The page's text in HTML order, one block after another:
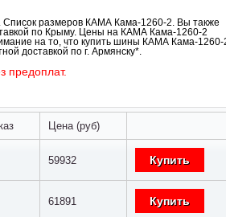
размеров КАМА Кама-1260-2. Вы также
по Крыму. Цены на КАМА Кама-1260-2
на то, что купить шины КАМА Кама-1260-
доставкой по г. Армянску*.
предоплат.
Цена (руб)
59932 Купить
61891 Купить